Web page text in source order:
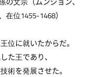
位1455-1468）
位に就いたからだ。
た王であり、
術を発展させた。